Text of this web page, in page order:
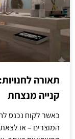
תאורה
קנייה מנצחת
כאשר לקוח נכנס
המוצרים – או